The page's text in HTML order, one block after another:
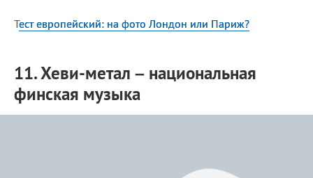
Тест европейский: на фото Лондон или Париж?
11. Хеви-метал – национальная
финская музыка